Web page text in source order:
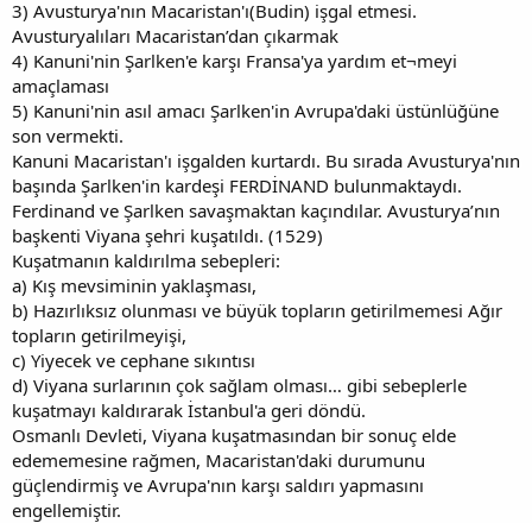
3) Avusturya'nın Macaristan'ı(Budin) işgal etmesi.
Avusturyalıları Macaristan’dan çıkarmak
4) Kanuni'nin Şarlken'e karşı Fransa'ya yardım et¬meyi
amaçlaması
5) Kanuni'nin asıl amacı Şarlken'in Avrupa'daki üstünlüğüne
son vermekti.
Kanuni Macaristan'ı işgalden kurtardı. Bu sırada Avusturya'nın
başında Şarlken'in kardeşi FERDİNAND bulunmaktaydı.
Ferdinand ve Şarlken savaşmaktan kaçındılar. Avusturya’nın
başkenti Viyana şehri kuşatıldı. (1529)
Kuşatmanın kaldırılma sebepleri:
a) Kış mevsiminin yaklaşması,
b) Hazırlıksız olunması ve büyük topların getirilmemesi Ağır
topların getirilmeyişi,
c) Yiyecek ve cephane sıkıntısı
d) Viyana surlarının çok sağlam olması… gibi sebeplerle
kuşatmayı kaldırarak İstanbul'a geri döndü.
Osmanlı Devleti, Viyana kuşatmasından bir sonuç elde
edememesine rağmen, Macaristan'daki durumunu
güçlendirmiş ve Avrupa'nın karşı saldırı yapmasını
engellemiştir.